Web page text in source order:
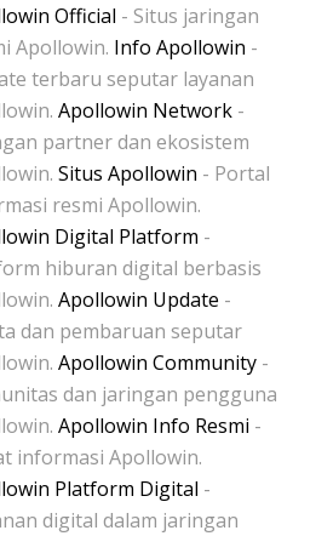
Official - Situs jaringan
Apollowin. Info Apollowin -
terbaru seputar layanan
Apollowin Network -
partner dan ekosistem
Situs Apollowin - Portal
resmi Apollowin.
Digital Platform -
hiburan digital berbasis
Apollowin Update -
dan pembaruan seputar
Apollowin Community -
dan jaringan pengguna
Apollowin Info Resmi -
informasi Apollowin.
Platform Digital -
digital dalam jaringan